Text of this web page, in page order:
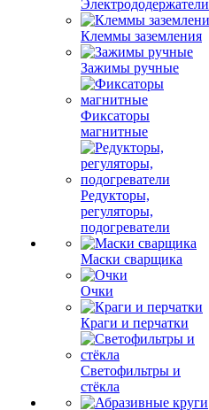
Электрододержатели
Клеммы заземления
Зажимы ручные
Фиксаторы
магнитные
Редукторы,
регуляторы,
подогреватели
Маски сварщика
Очки
Краги и перчатки
Светофильтры и
стёкла